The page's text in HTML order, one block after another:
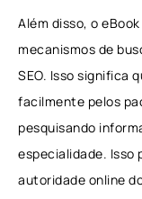
Além disso, o
mecanismos de
SEO. Isso significa
facilmente pelos
pesquisando
especialidade. Isso
autoridade online